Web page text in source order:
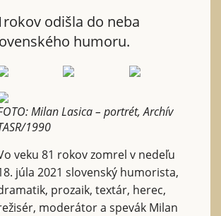
odišla do neba
humoru.
Milan Lasica – portrét, Archív
1990
veku 81 rokov zomrel v nedeľu
júla 2021 slovenský humorista,
prozaik, textár, herec,
moderátor a spevák Milan